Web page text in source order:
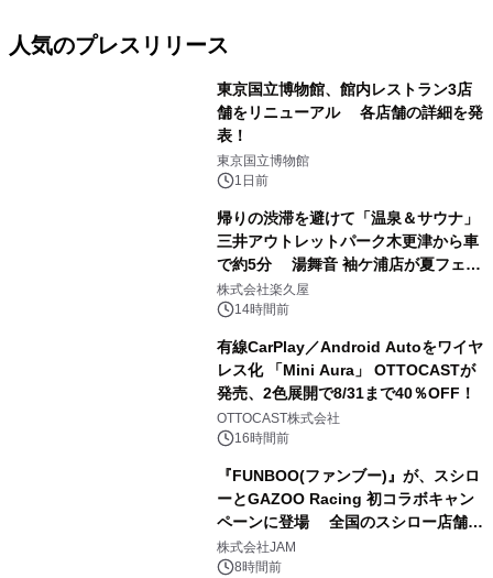
人気のプレスリリース
東京国立博物館、館内レストラン3店
舗をリニューアル 各店舗の詳細を発
表！
東京国立博物館
1日前
帰りの渋滞を避けて「温泉＆サウナ」
三井アウトレットパーク木更津から車
で約5分 湯舞音 袖ケ浦店が夏フェア
メニューを提供
株式会社楽久屋
14時間前
有線CarPlay／Android Autoをワイヤ
レス化 「Mini Aura」 OTTOCASTが
発売、2色展開で8/31まで40％OFF！
OTTOCAST株式会社
16時間前
『FUNBOO(ファンブー)』が、スシロ
ーとGAZOO Racing 初コラボキャン
ペーンに登場 全国のスシロー店舗で
GR 4車種の FUNBOO(ミニカー)付き
メニューが展開されます
株式会社JAM
8時間前